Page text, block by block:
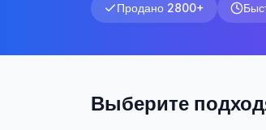
Продано 2800+
Выберите